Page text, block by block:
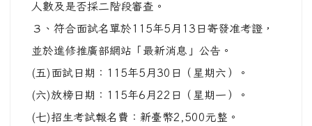
人數及是否採二階段審查。
３、符合面試名單於115年5月13日寄發准考證，
並於進修推廣部網站「最新消息」公告。
(五)面試日期：115年5月30日（星期六）。
(六)放榜日期：115年6月22日（星期一）。
(七)招生考試報名費：新臺幣2,500元整。